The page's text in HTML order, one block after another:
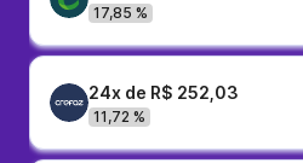
17,85 %
24x de R$ 252,03
11,72 %